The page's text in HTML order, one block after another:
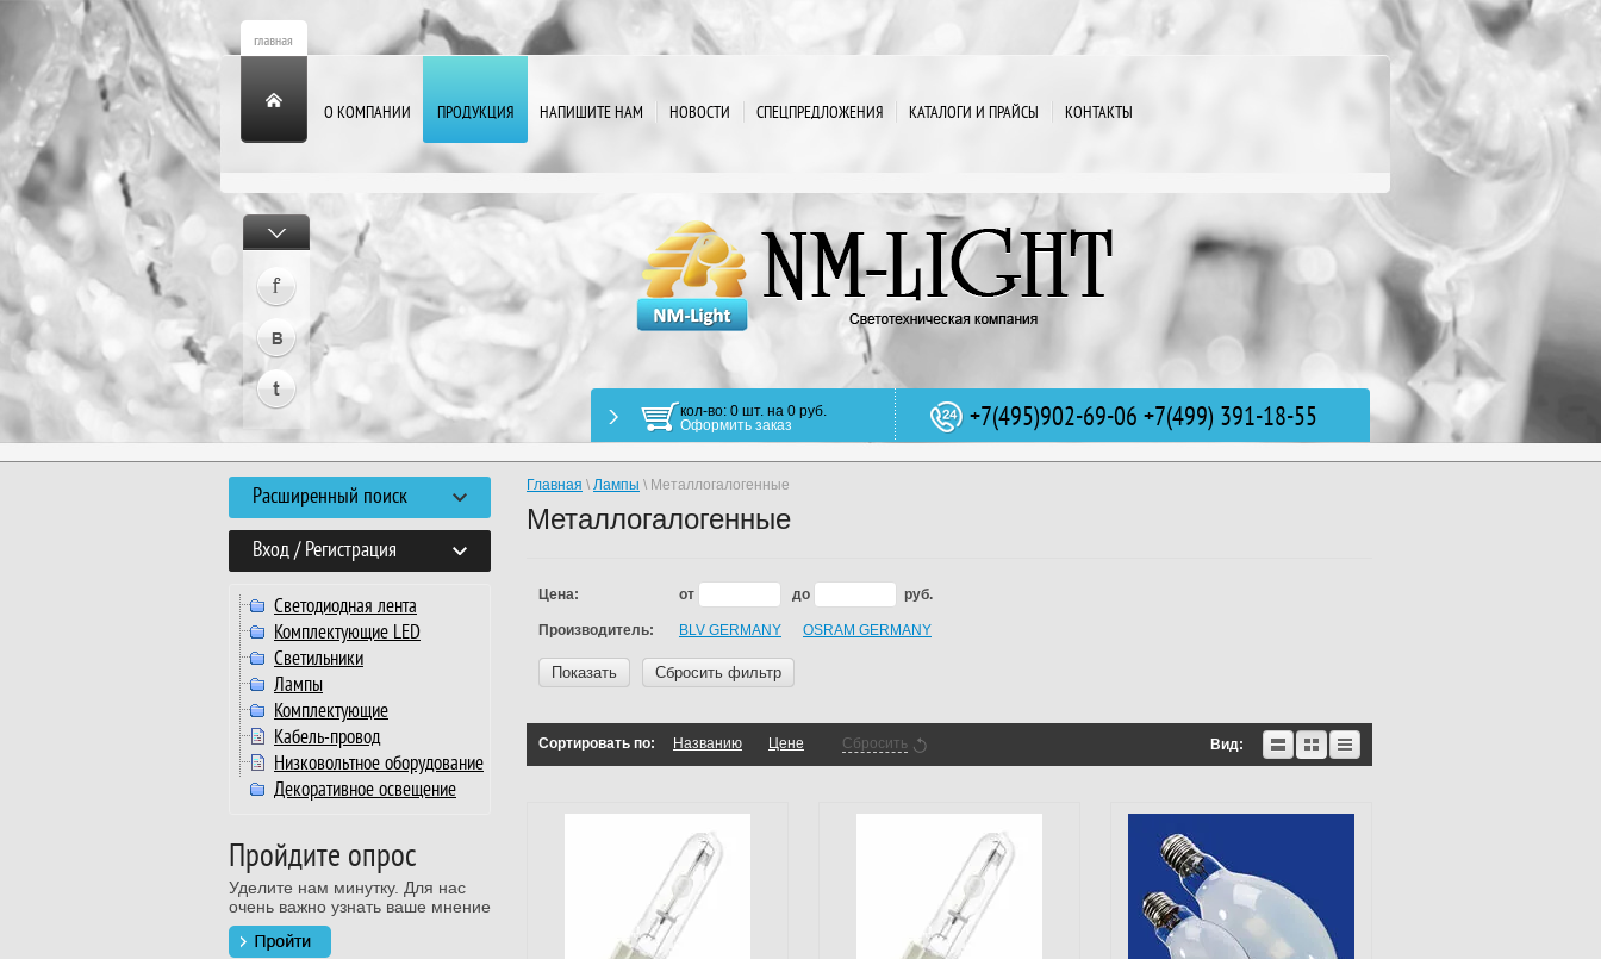
О КОМПАНИИ ПРОДУКЦИЯ НАПИШИТЕ НАМ НОВОСТИ СПЕЦПРЕДЛОЖЕНИЯ КАТАЛОГИ И ПРАЙСЫ КОНТАКТЫ
+7(495)902-69-06 +7(499) 391-18-55
кол-во: 0 шт. на 0 руб.
Оформить заказ
Расширенный поиск
Вход / Регистрация
Светодиодная лента
Комплектующие LED
Светильники
Лампы
Комплектующие
Кабель-провод
Низковольтное оборудование
Декоративное освещение
Пройдите опрос
Уделите нам минутку. Для нас
очень важно узнать ваше мнение
Главная \ Лампы \ Металлогалогенные
Металлогалогенные
Цена: от до руб.
Производитель: BLV GERMANY OSRAM GERMANY
Показать Сбросить фильтр
Сортировать по: Названию Цене Сбросить Вид: